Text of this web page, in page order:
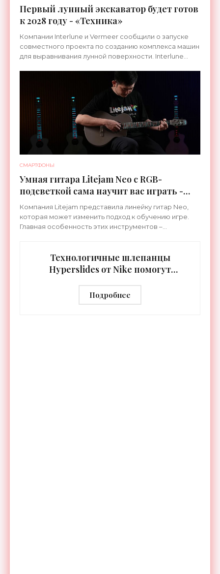
Первый лунный экскаватор будет готов
к 2028 году - «Техника»
Компании Interlune и Vermeer сообщили о запуске
совместного проекта по созданию комплекса машин
для выравнивания лунной поверхности. Interlune
СМАРТФОНЫ
Умная гитара Litejam Neo с RGB-
подсветкой сама научит вас играть -
«Гаджеты»
Компания Litejam представила линейку гитар Neo,
которая может изменить подход к обучению игре.
Главная особенность этих инструментов –
Технологичные шлепанцы
Hyperslides от Nike помогут
тренировки - «Гаджеты»
Подробнее